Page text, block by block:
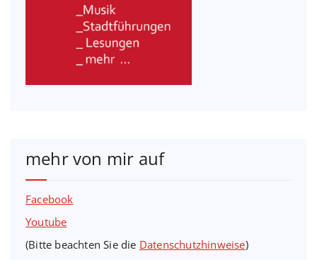
mehr von mir auf
Facebook
Youtube
(Bitte beachten Sie die Datenschutzhinweise)